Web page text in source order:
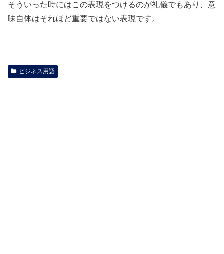
そういった時にはこの表現をつけるのが礼儀でもあり、意
味自体はそれほど重要ではない表現です。
ビジネス用語